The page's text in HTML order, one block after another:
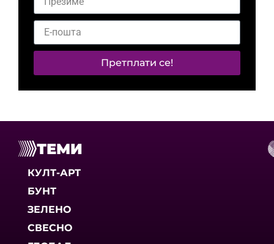
Претплати се!
ТЕМИ
КУЛТ-АРТ
БУНТ
ЗЕЛЕНО
СВЕСНО